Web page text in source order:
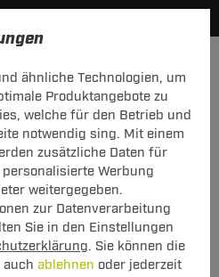
ähnliche Technologien, um
Produktangebote zu
welche für den Betrieb und
notwendig sing. Mit einem
zusätzliche Daten für
Werbung
weitergegeben.
zur Datenverarbeitung
Sie in den Einstellungen
. Sie können die
auch ablehnen oder jederzeit
sind, melden Sie sich bitte
und Ihrem Passwort an.
Passwort hier anmelden.